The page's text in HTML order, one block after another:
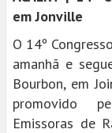
em Jonville
O 14º
amanhã e
Bourbon, em
promovido
Emissoras de